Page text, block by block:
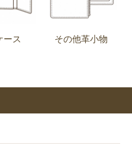
ース その他革小物